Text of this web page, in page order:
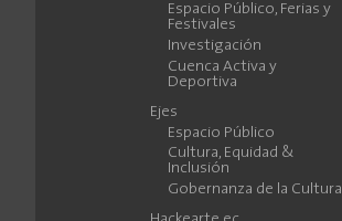
Espacio Público, Ferias y
Festivales
Investigación
Cuenca Activa y
Deportiva
Ejes
Espacio Público
Cultura, Equidad &
Inclusión
Gobernanza de la Cultura